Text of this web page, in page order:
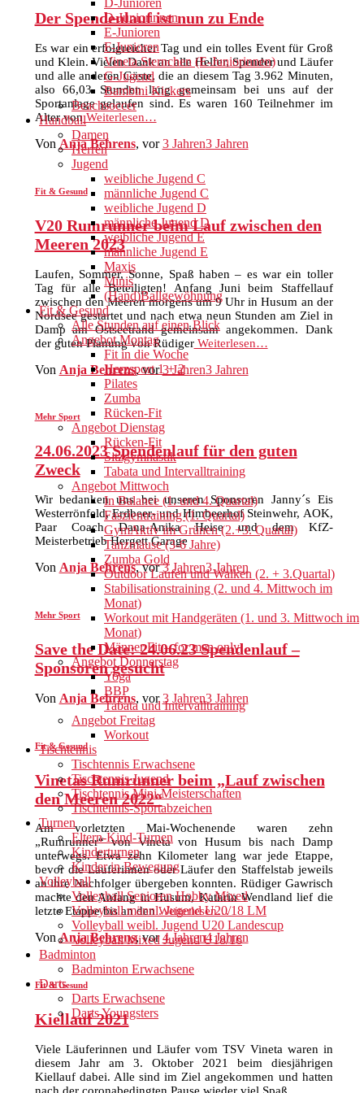
D-Junioren
D-Juniorinnen
E-Junioren
F-Junioren
Vineta Sternchen (E-Juniorinnen)
G-Jugend
Bambini Kickers
Beachsoccer
Handball
Damen
Herren
Jugend
weibliche Jugend C
männliche Jugend C
weibliche Jugend D
männliche Jugend D
weibliche Jugend E
männliche Jugend E
Maxis
Minis
(Hand)Ballgewöhnung
Fit & Gesund
Alle Stunden auf einen Blick
Angebot Montag
Fit in die Woche
Herzsport 1 + 2
Pilates
Zumba
Rücken-Fit
Angebot Dienstag
Rücken-Fit
Sitzgymnastik
Tabata und Intervalltraining
Angebot Mittwoch
In Balance (1. und 4. Quartal)
Faszientraining (1. Quartal)
GymAktiv im Grünen (2.+3. Quartal)
Tanzmäuse (3-6 Jahre)
Zumba Gold
Outdoor Laufen und Walken (2. + 3.Quartal)
Stabilisationstraining (2. und 4. Mittwoch im
Monat)
Workout mit Handgeräten (1. und 3. Mittwoch im
Monat)
Männer Fit – for men only
Angebot Donnerstag
Yoga
BBP
Tabata und Intervalltraining
Angebot Freitag
Workout
Tischtennis
Tischtennis Erwachsene
Tischtennis Jugend
Tischtennis Mini-Meisterschaften
Tischtennis-Sportabzeichen
Turnen
Eltern-Kind-Turnen
Kinderturnen
Kinder in Bewegung
Volleyball
Volleyball Senioren Hobby Mixed
Volleyball männl. Jugend U20/18 LM
Volleyball weibl. Jugend U20 Landescup
Volleyball Mixed Jugend U18/16
Badminton
Badminton Erwachsene
Darts
Darts Erwachsene
Darts Youngsters
Der Spendenlauf ist nun zu Ende
Es war ein erfolgreicher Tag und ein tolles Event für Groß
und Klein. Vielen Dank an alle Helfer, Spender und Läufer
und alle anderen Gäste, die an diesem Tag 3.962 Minuten,
also 66,03 Stunden lang gemeinsam bei uns auf der
Sportanlage gelaufen sind. Es waren 160 Teilnehmer im
Alter vonWeiterlesen…
Von Anja Behrens, vor3 Jahren3 Jahren
Fit & Gesund
V20 Rumrunner beim Lauf zwischen den
Meeren 2023
Laufen, Sommer, Sonne, Spaß haben – es war ein toller
Tag für alle Beteiligten! Anfang Juni beim Staffellauf
zwischen den Meeren morgens um 9 Uhr in Husum an der
Nordsee gestartet und nach etwa neun Stunden am Ziel in
Damp am Ostseetrand gemeinsam angekommen. Dank
der guten Planung von RüdigerWeiterlesen…
Von Anja Behrens, vor3 Jahren3 Jahren
Mehr Sport
24.06.2023 Spendenlauf für den guten
Zweck
Wir bedanken uns bei unseren Sponsoren Janny´s Eis
Westerrönfeld, Erdbeer- und Himbeerhof Steinwehr, AOK,
Paar Coach Dana-Anika Heise und dem KfZ-
Meisterbetrieb Hergett Garage
Von Anja Behrens, vor3 Jahren3 Jahren
Mehr Sport
Save the Date: 24.06.23 Spendenlauf –
Sponsoren gesucht
Von Anja Behrens, vor3 Jahren3 Jahren
Fit & Gesund
Vinetas Rumrunner beim „Lauf zwischen
den Meeren 2022“
Am vorletzten Mai-Wochenende waren zehn
„Rumrunner“ von Vineta von Husum bis nach Damp
unterwegs. Etwa zehn Kilometer lang war jede Etappe,
bevor die Läuferinnen oder Läufer den Staffelstab jeweils
an ihre Nachfolger übergeben konnten. Rüdiger Gawrisch
machte den Anfang in Husum, Kathrin Wendland lief die
letzte Etappe bis an denWeiterlesen…
VonAnja Behrens, vor4 Jahren4 Jahren
Fit & Gesund
Kiellauf 2021
Viele Läuferinnen und Läufer vom TSV Vineta waren in
diesem Jahr am 3. Oktober 2021 beim diesjährigen
Kiellauf dabei. Alle sind im Ziel angekommen und hatten
nach der coronabedingten Pause wieder viel Spaß.